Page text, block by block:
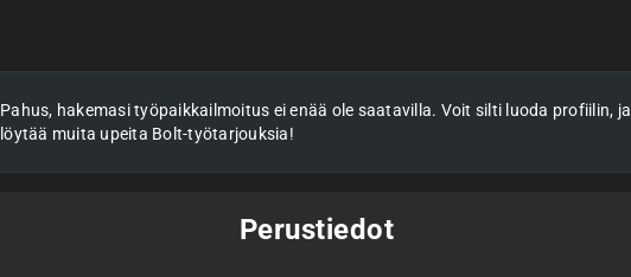
Pahus, hakemasi työpaikkailmoitus ei enää ole saatavilla. Voit silti luoda profiilin, ja
löytää muita upeita Bolt-työtarjouksia!
Perustiedot